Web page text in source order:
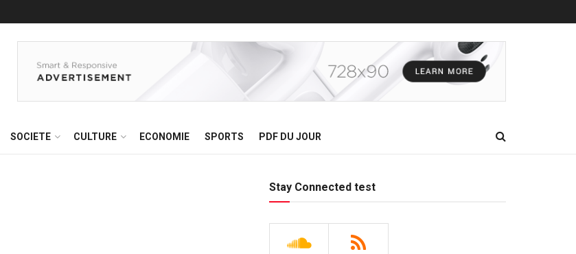
SOCIETE CULTURE ECONOMIE SPORTS PDF DU JOUR
Stay Connected test